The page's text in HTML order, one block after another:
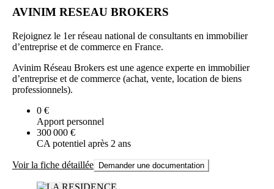
AVINIM RESEAU BROKERS
Rejoignez le 1er réseau national de consultants en immobilier
d’entreprise et de commerce en France.
Avinim Réseau Brokers est une agence experte en immobilier
d’entreprise et de commerce (achat, vente, location de biens
professionnels).
0 €
Apport personnel
300 000 €
CA potentiel après 2 ans
Voir la fiche détaillée Demander une documentation